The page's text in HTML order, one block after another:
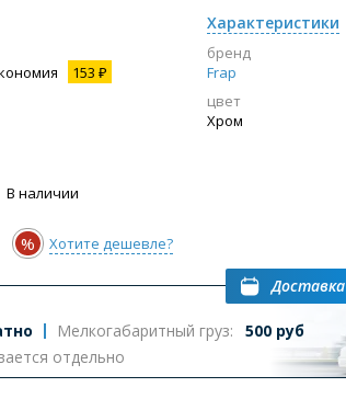
153 ₽
Характеристики
бренд
Frap
цвет
Хром
В наличии
% Хотите дешевле?
Мелкогабаритный груз:
500 руб
отдельно
Доставка